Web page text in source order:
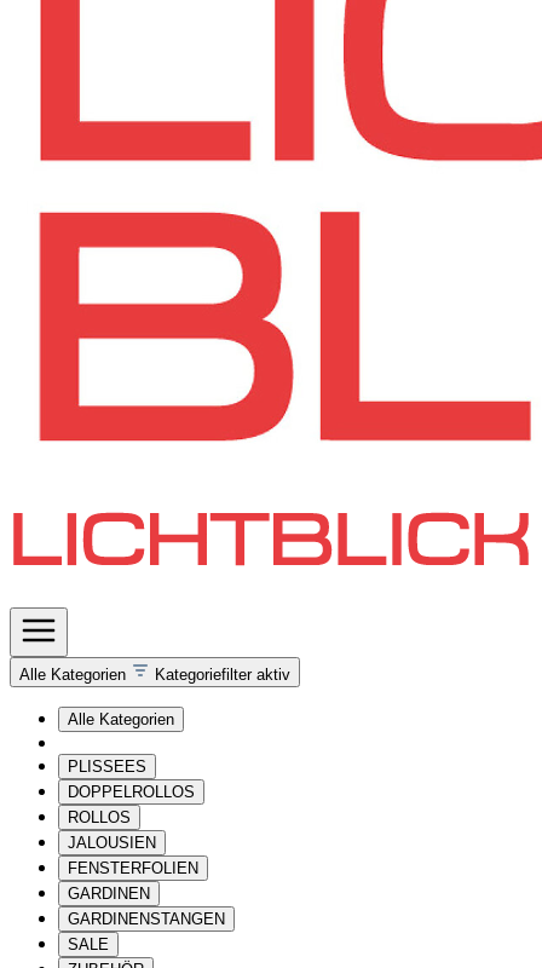
Alle Kategorien Kategoriefilter aktiv
Alle Kategorien
PLISSEES
DOPPELROLLOS
ROLLOS
JALOUSIEN
FENSTERFOLIEN
GARDINEN
GARDINENSTANGEN
SALE